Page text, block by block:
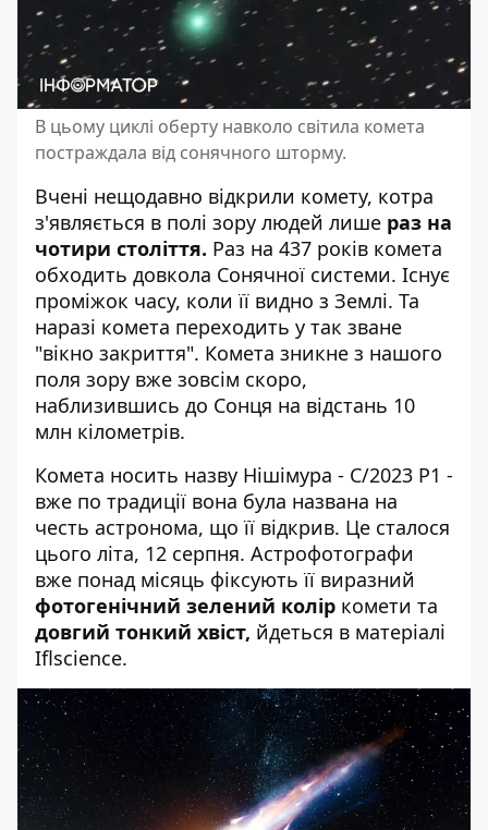
В цьому циклі оберту навколо світила комета
постраждала від сонячного шторму.
Вчені нещодавно відкрили комету, котра
з'являється в полі зору людей лише раз на
чотири століття. Раз на 437 років комета
обходить довкола Сонячної системи. Існує
проміжок часу, коли її видно з Землі. Та
наразі комета переходить у так зване
"вікно закриття". Комета зникне з нашого
поля зору вже зовсім скоро,
наблизившись до Сонця на відстань 10
млн кілометрів.
Комета носить назву Нішімура - C/2023 P1 -
вже по традиції вона була названа на
честь астронома, що її відкрив. Це сталося
цього літа, 12 серпня. Астрофотографи
вже понад місяць фіксують її виразний
фотогенічний зелений колір комети та
довгий тонкий хвіст, йдеться в матеріалі
Iflscience.